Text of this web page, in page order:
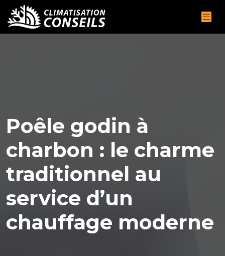
Poêle godin à
charbon : le charme
traditionnel au
service d’un
chauffage moderne